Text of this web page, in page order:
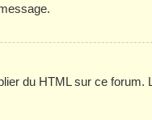
du HTML sur ce